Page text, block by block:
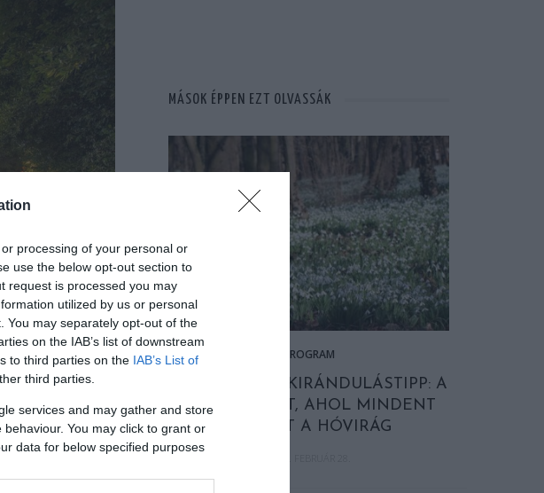
processing of your personal or
use the below opt-out section to
request is processed you may
utilized by us or personal
You may separately opt-out of the
on the IAB’s list of downstream
to third parties on the IAB’s List of
third parties.
services and may gather and store
You may click to grant or
data for below specified purposes
MÁSOK ÉPPEN EZT OLVASSÁK
PROGRAM
KORATAVASZI KIRÁNDULÁSTIPP: A
KASTÉLYKERT, AHOL MINDENT
BEBORÍT A HÓVIRÁG